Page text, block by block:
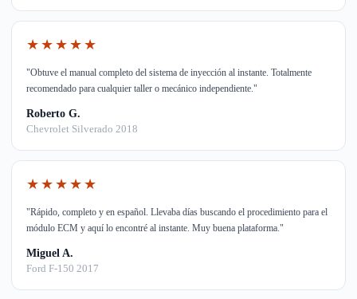
★★★★★
"Obtuve el manual completo del sistema de inyección al instante. Totalmente
recomendado para cualquier taller o mecánico independiente."
Roberto G.
Chevrolet Silverado 2018
★★★★★
"Rápido, completo y en español. Llevaba días buscando el procedimiento para el
módulo ECM y aquí lo encontré al instante. Muy buena plataforma."
Miguel A.
Ford F-150 2017